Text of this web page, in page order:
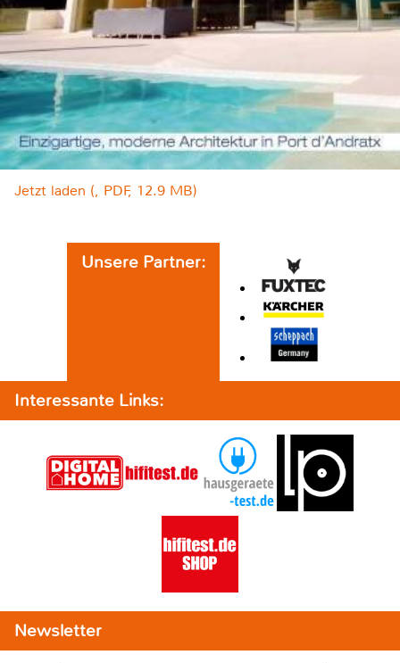
Jetzt laden (, PDF, 12.9 MB)
Unsere Partner:
Interessante Links:
Newsletter